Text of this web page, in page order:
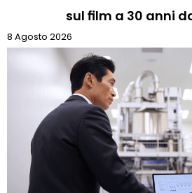
sul film a 30 anni
8 Agosto 2026